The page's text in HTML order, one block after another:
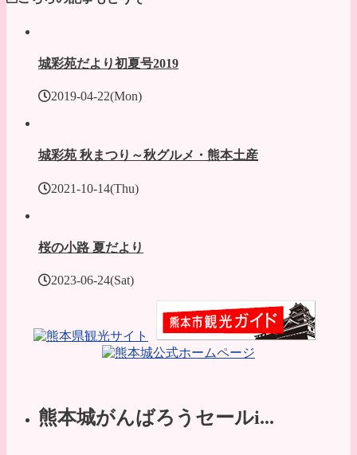
城彩苑だより初夏号2019
2019-04-22(Mon)
城彩苑 秋まつり～秋グルメ・熊本土産
2021-10-14(Thu)
桜の小路 夏だより
2023-06-24(Sat)
熊本城がんばろうセールi...